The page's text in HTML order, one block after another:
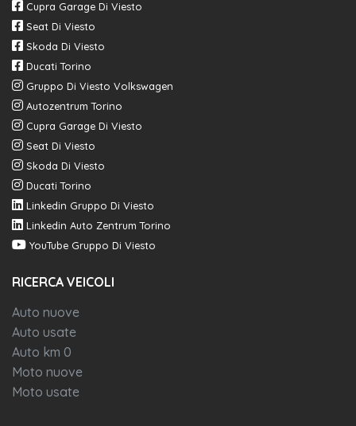
Digital cockpit pro da 10,25"
Specchietti retrovisori esterni regolabili, riscaldabili e richiudibili
elettricamente
Funzione coming home e leaving home
Emergency call
Cupra Garage Di Viesto
Seat Di Viesto
Skoda Di Viesto
Ducati Torino
Gruppo Di Viesto Volkswagen
Autozentrum Torino
Cupra Garage Di Viesto
Seat Di Viesto
Skoda Di Viesto
Ducati Torino
Linkedin Gruppo Di Viesto
Linkedin Auto Zentrum Torino
YouTube Gruppo Di Viesto
RICERCA VEICOLI
Auto nuove
Auto usate
Auto km 0
Moto nuove
Moto usate